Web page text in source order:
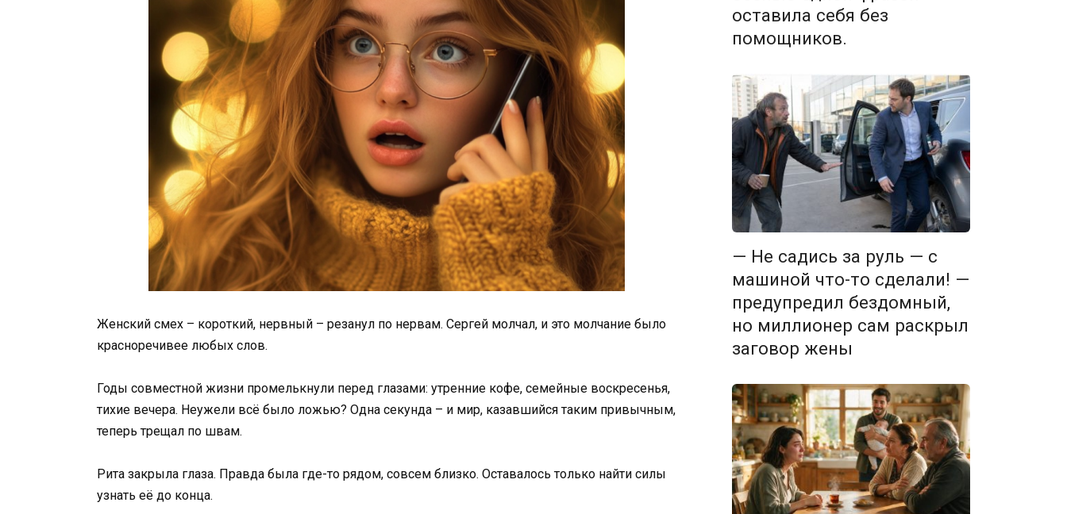
Женский смех – короткий, нервный – резанул по нервам. Сергей молчал, и это молчание было
красноречивее любых слов.
Годы совместной жизни промелькнули перед глазами: утренние кофе, семейные воскресенья,
тихие вечера. Неужели всё было ложью? Одна секунда – и мир, казавшийся таким привычным,
теперь трещал по швам.
Рита закрыла глаза. Правда была где-то рядом, совсем близко. Оставалось только найти силы
узнать её до конца.
оставила себя без
помощников.
— Не садись за руль — с
машиной что-то сделали! —
предупредил бездомный,
но миллионер сам раскрыл
заговор жены